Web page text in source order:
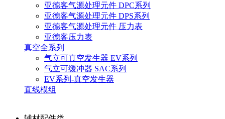
亚德客气源处理元件 DPC系列
亚德客气源处理元件 DPS系列
亚德客气源处理元件 压力表
亚德客压力表
真空全系列
气立可真空发生器 EV系列
气立可缓冲器 SAC系列
EV系列-真空发生器
直线模组